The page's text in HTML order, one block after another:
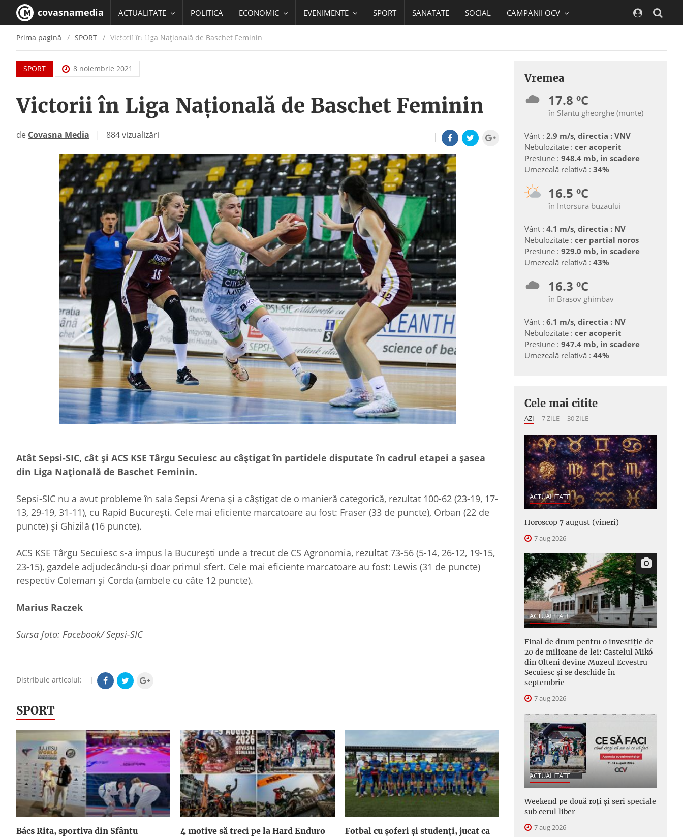
covasnamedia ACTUALITATE POLITICA ECONOMIC EVENIMENTE SPORT SANATATE SOCIAL CAMPANII OCV
EDUCATIE
Prima pagină SPORT Victorii în Liga Națională de Baschet Feminin
SPORT 8 noiembrie 2021
Victorii în Liga Națională de Baschet Feminin
|
de Covasna Media | 884 vizualizări
Atât Sepsi-SIC, cât și ACS KSE Târgu Secuiesc au câștigat în partidele disputate în cadrul etapei a șasea
din Liga Națională de Baschet Feminin.
Sepsi-SIC nu a avut probleme în sala Sepsi Arena și a câștigat de o manieră categorică, rezultat 100-62 (23-19, 17-
13, 29-19, 31-11), cu Rapid București. Cele mai eficiente marcatoare au fost: Fraser (33 de puncte), Orban (22 de
puncte) și Ghizilă (16 puncte).
ACS KSE Târgu Secuiesc s-a impus la București unde a trecut de CS Agronomia, rezultat 73-56 (5-14, 26-12, 19-15,
23-15), gazdele adjudecându-și doar primul sfert. Cele mai eficiente marcatoare au fost: Lewis (31 de puncte)
respectiv Coleman și Corda (ambele cu câte 12 puncte).
Marius Raczek
Sursa foto: Facebook/ Sepsi-SIC
Distribuie articolul: |
SPORT
Bács Rita, sportiva din Sfântu
4 motive să treci pe la Hard Enduro
Fotbal cu șoferi și studenți, jucat ca
Vremea
17.8 ºC
în Sfantu gheorghe (munte)
Vânt : 2.9 m/s, directia : VNV
Nebulozitate : cer acoperit
Presiune : 948.4 mb, in scadere
Umezeală relativă : 34%
16.5 ºC
în Intorsura buzaului
Vânt : 4.1 m/s, directia : NV
Nebulozitate : cer partial noros
Presiune : 929.0 mb, in scadere
Umezeală relativă : 43%
16.3 ºC
în Brasov ghimbav
Vânt : 6.1 m/s, directia : NV
Nebulozitate : cer acoperit
Presiune : 947.4 mb, in scadere
Umezeală relativă : 44%
Cele mai citite
AZI 7 ZILE 30 ZILE
ACTUALITATE
Horoscop 7 august (vineri)
7 aug 2026
ACTUALITATE
Final de drum pentru o investiție de
20 de milioane de lei: Castelul Mikó
din Olteni devine Muzeul Ecvestru
Secuiesc și se deschide în
septembrie
7 aug 2026
ACTUALITATE
Weekend pe două roți și seri speciale
sub cerul liber
7 aug 2026